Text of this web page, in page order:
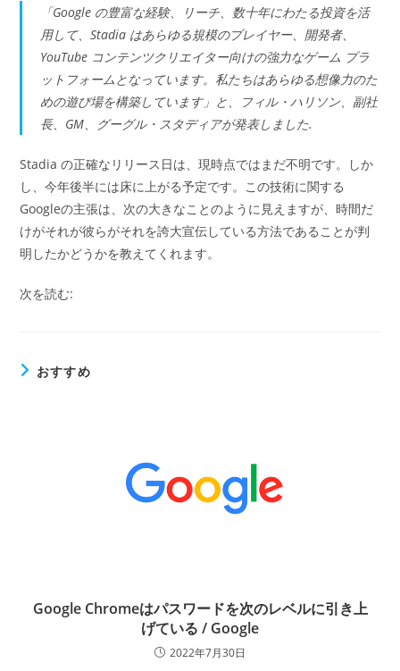
「Google の豊富な経験、リーチ、数十年にわたる投資を活
用して、Stadia はあらゆる規模のプレイヤー、開発者、
YouTube コンテンツクリエイター向けの強力なゲーム プラ
ットフォームとなっています。私たちはあらゆる想像力のた
めの遊び場を構築しています」と、フィル・ハリソン、副社
長、GM、グーグル・スタディアが発表しました.
Stadia の正確なリリース日は、現時点ではまだ不明です。しか
し、今年後半には床に上がる予定です。この技術に関する
Googleの主張は、次の大きなことのように見えますが、時間だ
けがそれが彼らがそれを誇大宣伝している方法であることが判
明したかどうかを教えてくれます。
次を読む:
おすすめ
Google Chromeはパスワードを次のレベルに引き上
げている / Google
2022年7月30日